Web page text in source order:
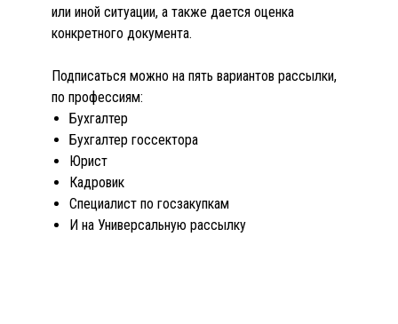
или иной ситуации, а также дается оценка
конкретного документа.
Подписаться можно на пять вариантов рассылки,
по профессиям:
Бухгалтер
Бухгалтер госсектора
Юрист
Кадровик
Специалист по госзакупкам
И на Универсальную рассылку